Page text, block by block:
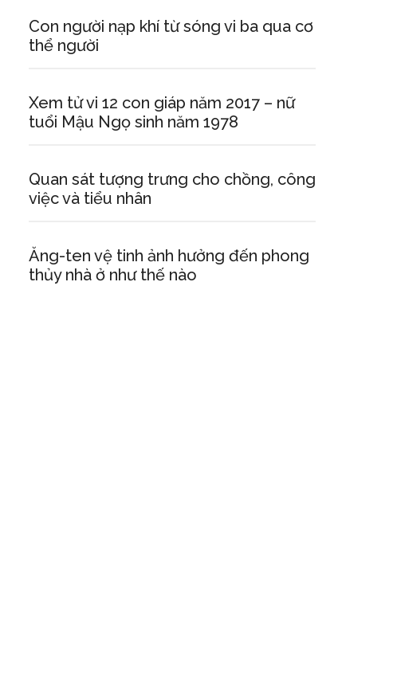
Con người nạp khí từ sóng vi ba qua cơ
thể người
Xem tử vi 12 con giáp năm 2017 – nữ
tuổi Mậu Ngọ sinh năm 1978
Quan sát tượng trưng cho chồng, công
việc và tiểu nhân
Ăng-ten vệ tinh ảnh hưởng đến phong
thủy nhà ở như thế nào